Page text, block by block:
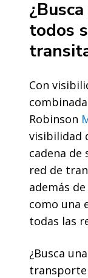
todos
Con
Robinson
visibilidad
cadena
red de
además
como una
todas las
¿Busca
transporte